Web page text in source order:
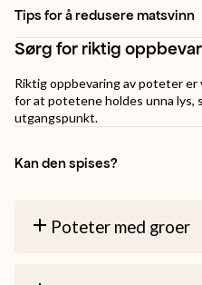
koke,
bake
ovnen
eller
Tips for å redusere matsvinn
Sørg for riktig
Riktig oppbevaring av poteter
for at potetene holdes unna lys,
utgangspunkt.
Kan den spises?
Poteter med groer